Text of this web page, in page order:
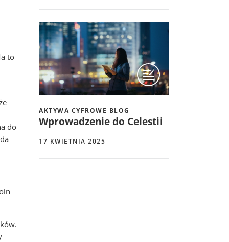
to
do
AKTYWA CYFROWE BLOG
Wprowadzenie do Celestii
17 KWIETNIA 2025